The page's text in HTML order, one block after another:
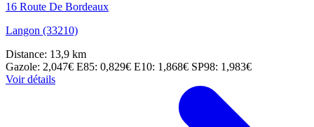
16 Route De Bordeaux
Langon (33210)
Distance: 13,9 km
Gazole: 2,047€ E85: 0,829€ E10: 1,868€ SP98: 1,983€
Voir détails